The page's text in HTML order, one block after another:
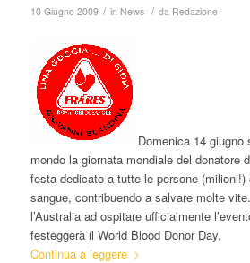
10 Giugno 2009 / in News / da Redazione
Domenica 14
mondo la giornata mondiale del donatore
festa dedicato a tutte le persone (milioni!)
sangue, contribuendo a salvare molte
l’Australia ad ospitare ufficialmente
festeggerà il World Blood Donor Day.
Continua a leggere